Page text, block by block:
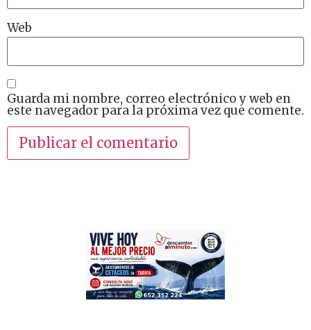
Web
Guarda mi nombre, correo electrónico y web en
este navegador para la próxima vez que comente.